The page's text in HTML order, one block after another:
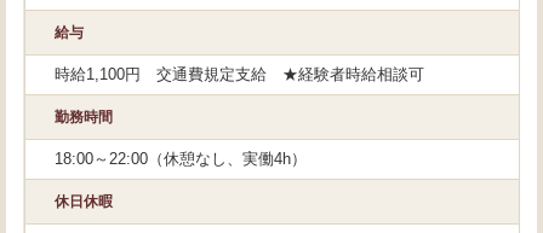
給与
時給1,100円 交通費規定支給 ★経験者時給相談可
勤務時間
18:00～22:00（休憩なし、実働4h）
休日休暇